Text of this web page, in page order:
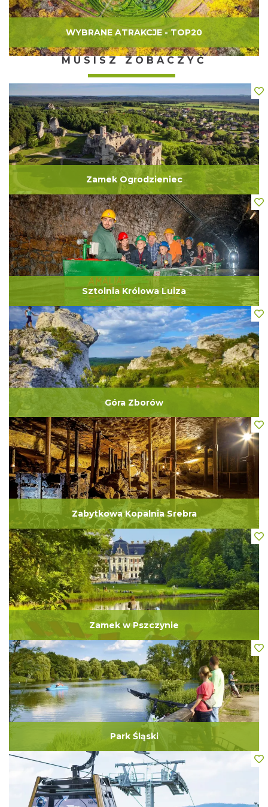
WYBRANE ATRAKCJE - TOP20
MUSISZ ZOBACZYĆ
Zamek Ogrodzieniec
Sztolnia Królowa Luiza
Góra Zborów
Zabytkowa Kopalnia Srebra
Zamek w Pszczynie
Park Śląski